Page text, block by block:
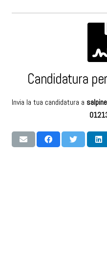
Candidatura
Invia la tua candidatura a